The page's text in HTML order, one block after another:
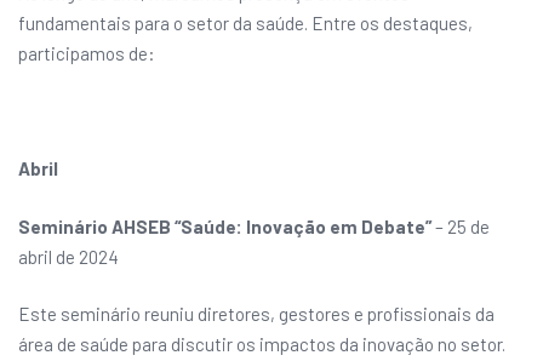
fundamentais para o setor da saúde. Entre os destaques,
participamos de:
Abril
Seminário AHSEB “Saúde: Inovação em Debate”– 25 de
abril de 2024
Este seminário reuniu diretores, gestores e profissionais da
área de saúde para discutir os impactos da inovação no setor.